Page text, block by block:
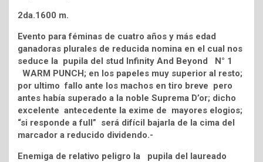
2da.1600 m.
Evento para féminas de cuatro años y más edad
ganadoras plurales de reducida nomina en el cual nos
seduce la pupila del stud Infinity And Beyond N° 1
WARM PUNCH; en los papeles muy superior al resto;
por ultimo fallo ante los machos en tiro breve pero
antes había superado a la noble Suprema D’or; dicho
excelente antecedente la exime de mayores elogios;
“si responde a full” será difícil bajarla de la cima del
marcador a reducido dividendo.-
Enemiga de relativo peligro la pupila del laureado